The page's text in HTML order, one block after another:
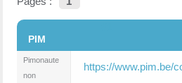
PIM
Pimonaute
non
https://www.pim.be/